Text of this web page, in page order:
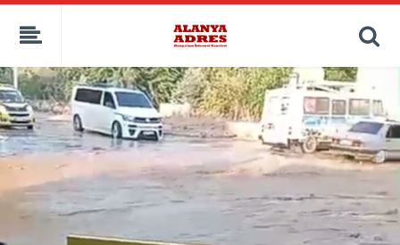
kaçak bahis
deneme bonusu
canlı bahis siteleri
deneme bonusu veren siteler
bahis siteleri
porno izle